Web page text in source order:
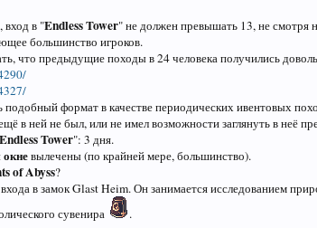
вход в "Endless Tower" не должен превышать 13, не смотря
большинство игроков.
что предыдущие походы в 24 человека получились
формат в качестве периодических ивентовых
в ней не был, или не имел возможности заглянуть в неё
Endless Tower": 3 дня.
окневылечены (по крайней мере, большинство).
of Abyss?
в замок Glast Heim. Он занимается исследованием
сувенира
.